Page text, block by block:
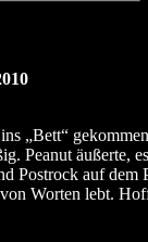
„Bett“
Peanut äußerte,
Postrock auf dem
Worten lebt.